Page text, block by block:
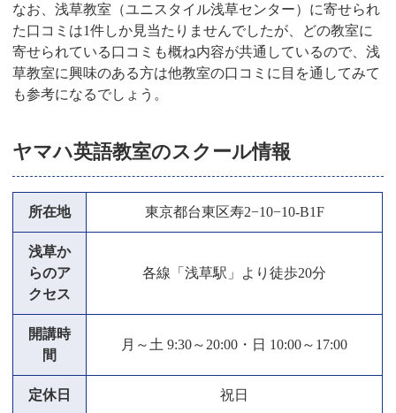
なお、浅草教室（ユニスタイル浅草センター）に寄せられ
た口コミは1件しか見当たりませんでしたが、どの教室に
寄せられている口コミも概ね内容が共通しているので、浅
草教室に興味のある方は他教室の口コミに目を通してみて
も参考になるでしょう。
ヤマハ英語教室のスクール情報
所在地 東京都台東区寿2−10−10-B1F
浅草か
らのア
クセス
各線「浅草駅」より徒歩20分
開講時
間
月～土 9:30～20:00・日 10:00～17:00
定休日 祝日